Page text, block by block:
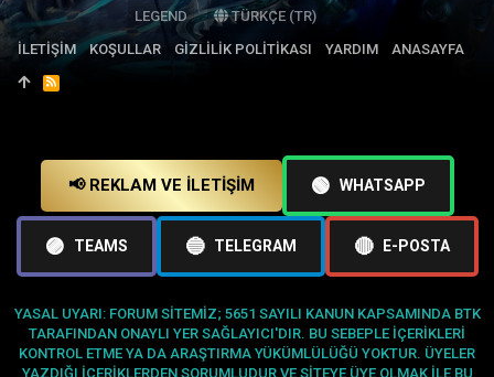
LEGEND
TÜRKÇE (TR)
İLETIŞIM
KOŞULLAR GIZLILIK POLITIKASI YARDIM ANASAYFA
R
S
📢 REKLAM VE İLETIŞIM 🟢 WHATSAPP
🟣 TEAMS 🔵 TELEGRAM 🔴 E-POSTA
YASAL UYARI: FORUM SITEMIZ; 5651 SAYILI KANUN KAPSAMINDA BTK
TARAFINDAN ONAYLI YER SAĞLAYICI'DIR. BU SEBEPLE IÇERIKLERI
KONTROL ETME YA DA ARAŞTIRMA YÜKÜMLÜLÜĞÜ YOKTUR. ÜYELER
YAZDIĞI IÇERIKLERDEN SORUMLUDUR VE SITEYE ÜYE OLMAK ILE BU